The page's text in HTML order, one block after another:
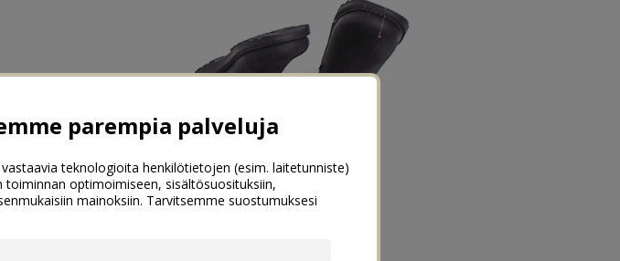
parempia palveluja
teknologioita henkilötietojen (esim. laitetunniste)
optimoimiseen, sisältösuosituksiin,
mainoksiin. Tarvitsemme suostumuksesi